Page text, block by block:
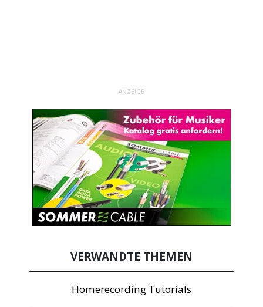
ANZEIGE
VERWANDTE THEMEN
Homerecording Tutorials